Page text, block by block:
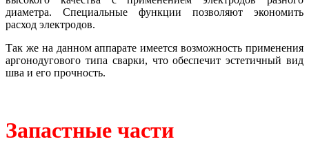
диаметра. Специальные функции позволяют экономить
расход электродов.
Так же на данном аппарате имеется возможность применения
аргонодугового типа сварки, что обеспечит эстетичный вид
шва и его прочность.
Запастные части